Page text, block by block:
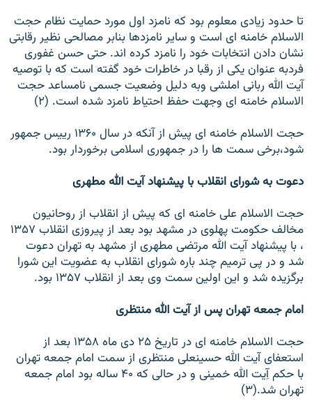
تا حدود زيادی معلوم بود که نامزد اول مورد حمايت نظام حجت
الاسلام خامنه ای است و ساير نامزدها بنابر مصالحی نظير رقابتی
نشان دادن انتخابات خود را نامزد کرده اند. حتی حسن غفوری
فردبه عنوان يکی از رقبا در خاطرات خود گفته است که با توصيه
آيت الله ربانی املشی وبه دليل وضعيت جسمی نامساعد حجت
الاسلام خامنه ای وجهت حفظ احتياط نامزد شده است. (۲)
حجت الاسلام خامنه ای پيش از آنکه در سال ۱۳۶۰ رييس جمهور
شود،برخی سمت ها را در جمهوری اسلامی برخوردار بود.
دعوت به شورای انقلاب با پيشنهاد آيت الله مطهری
حجت الاسلام علی خامنه ای که پيش از انقلاب از روحانيون
مخالف حکومت پهلوی در مشهد بود بعد از پيروزی انقلاب ۱۳۵۷
، با پيشنهاد آيت الله مرتضی مطهری از مشهد به تهران دعوت
شد و در پی ترميم چند باره شورای انقلاب به عضويت اين شورا
برگزيده شد و اين اولين سمت وی بعد از انقلاب ۱۳۵۷ بود.
امام جمعه تهران پس از آيت الله منتظری
حجت الاسلام خامنه ای در تاريخ ۲۵ دی ماه ۱۳۵۸ بعد از
استعفای آيت الله حسينعلی منتظری از سمت امام جمعه تهران
با حکم آِيت الله خمينی و در حالی که ۴۰ ساله بود امام جمعه
تهران شد.(۳)